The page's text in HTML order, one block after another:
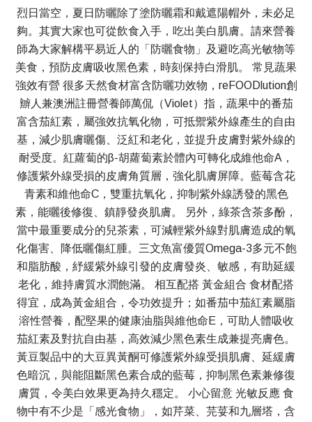
烈日當空，夏日防曬除了塗防曬霜和戴遮陽帽外，未必足
夠。其實大家也可從飲食入手，吃出美白肌膚。請來營養
師為大家解構平易近人的「防曬食物」及避吃高光敏物等
美食，預防皮膚吸收黑色素，時刻保持白滑肌。 常見蔬果
強效有營 很多天然食材富含防曬功效物，reFOODlution創
辧人兼澳洲註冊營養師萬侃（Violet）指，蔬果中的番茄
富含茄紅素，屬強效抗氧化物，可抵禦紫外線產生的自由
基，減少肌膚曬傷、泛紅和老化，並提升皮膚對紫外線的
耐受度。紅蘿蔔的β-胡蘿蔔素於體內可轉化成維他命A，
修護紫外線受損的皮膚角質層，強化肌膚屏障。藍莓含花
青素和維他命C，雙重抗氧化，抑制紫外線誘發的黑色
素，能曬後修復、鎮靜發炎肌膚。 另外，綠茶含茶多酚，
當中最重要成分的兒茶素，可減輕紫外線對肌膚造成的氧
化傷害、降低曬傷紅腫。三文魚富優質Omega-3多元不飽
和脂肪酸，紓緩紫外線引發的皮膚發炎、敏感，有助延緩
老化，維持膚質水潤飽滿。 相互配搭 黃金組合 食材配搭
得宜，成為黃金組合，令功效提升；如番茄中茄紅素屬脂
溶性營養，配堅果的健康油脂與維他命E，可助人體吸收
茄紅素及對抗自由基，高效減少黑色素生成兼提亮膚色。
黃豆製品中的大豆異黃酮可修護紫外線受損肌膚、延緩膚
色暗沉，與能阻斷黑色素合成的藍莓，抑制黑色素兼修復
膚質，令美白效果更為持久穩定。 小心留意 光敏反應 食
物中有不少是「感光食物」，如芹菜、芫荽和九層塔，含